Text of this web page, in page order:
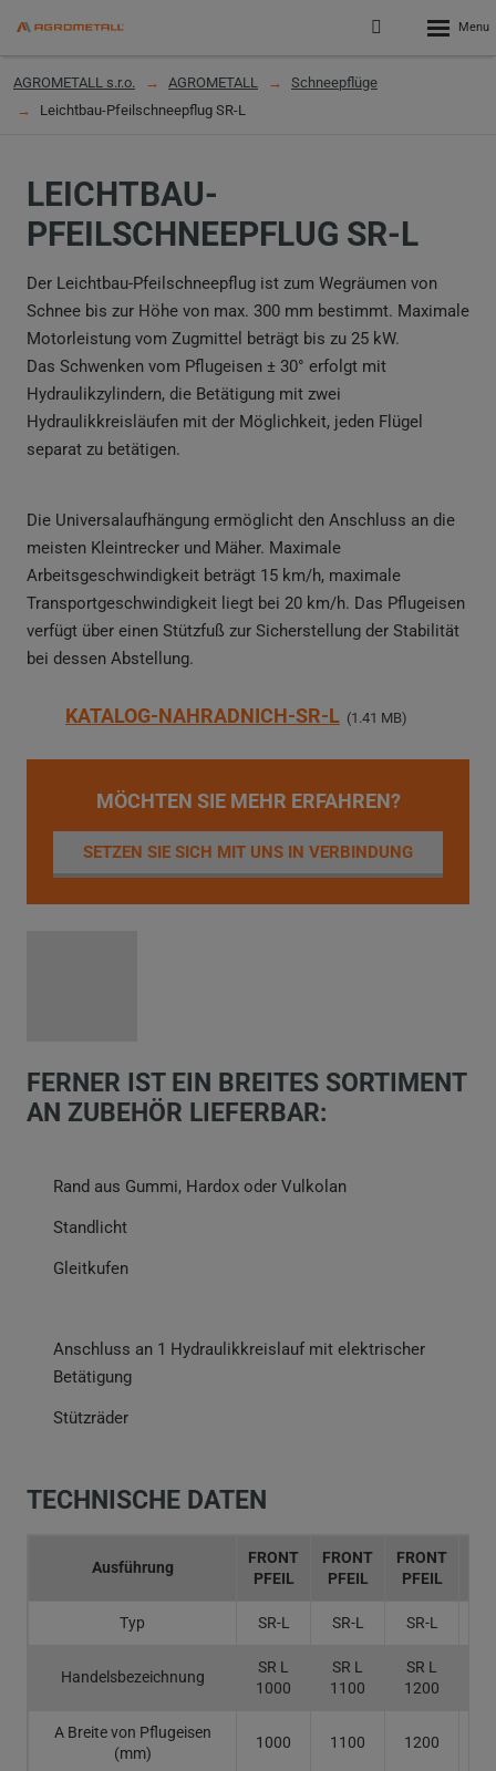
Přihlášení
do
menu
AGROMETALL s.r.o. AGROMETALL
Schneepflüge
Leichtbau-Pfeilschneepflug SR-L
LEICHTBAU-
PFEILSCHNEEPFLUG SR-L
Der Leichtbau-Pfeilschneepflug ist zum Wegräumen von
Schnee bis zur Höhe von max. 300 mm bestimmt. Maximale
Motorleistung vom Zugmittel beträgt bis zu 25 kW.
Das Schwenken vom Pflugeisen ± 30° erfolgt mit
Hydraulikzylindern, die Betätigung mit zwei
Hydraulikkreisläufen mit der Möglichkeit, jeden Flügel
separat zu betätigen.
Die Universalaufhängung ermöglicht den Anschluss an die
meisten Kleintrecker und Mäher. Maximale
Arbeitsgeschwindigkeit beträgt 15 km/h, maximale
Transportgeschwindigkeit liegt bei 20 km/h. Das Pflugeisen
verfügt über einen Stützfuß zur Sicherstellung der Stabilität
bei dessen Abstellung.
KATALOG-NAHRADNICH-SR-L 1.41 MB
MÖCHTEN SIE MEHR ERFAHREN?
SETZEN SIE SICH MIT UNS IN VERBINDUNG
FERNER IST EIN BREITES SORTIMENT
AN ZUBEHÖR LIEFERBAR:
Rand aus Gummi, Hardox oder Vulkolan
Standlicht
Gleitkufen
Anschluss an 1 Hydraulikkreislauf mit elektrischer
Betätigung
Stützräder
TECHNISCHE DATEN
Ausführung
FRONT
PFEIL
FRONT
PFEIL
FRONT
PFEIL
Typ SR-L SR-L SR-L
Handelsbezeichnung
SR L
1000
SR L
1100
SR L
1200
A Breite von Pflugeisen
(mm)
1000 1100 1200